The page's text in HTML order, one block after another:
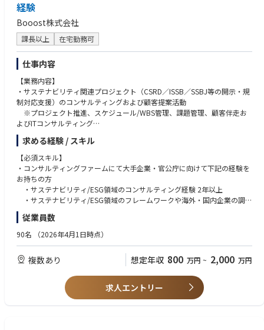
電力市場や制度の専門知識を武器に、社内関係部署や社外パートナーとの
調整を図りながら、
新サービスの商用化や大型プロジェクトを牽引するプロジェクトマネージ
ャー（推進役）としてご活躍いただくことを期待します。
本ポジションの魅力
・前職（無形商材やSaaSの法人営業など）で培った「顧客課題の解決力」
や「関係者を巻き込む調整力」を、そのまま大きな武器として活かすこと
ができます。
・脱炭素や次世代エネルギービジネスは国を挙げて推進されている最注力
分野であり、3年程度の経験で、他では得られない極めて高い専門性を身
につけることができます。
・リモートワーク（週2回程度）やフレックスタイム制の活用によって、
柔軟な働き方ができるポジションです。
入社当初～3か月間（キャッチアップ期）
社内講座、eラーニングによって業界の基礎知識や自社サービスを理解
していただきます。
先輩社員のプロジェクトに副担当として参加し、実務を通じて業務知識
や進め方を学びます。
4カ月目以降～（ひとり立ち、自走期）
ジェクトの主担当として、社内外の調整や商談支援を牽引していただきま
す。
複雑な制度の解釈や関係者との交渉方針に迷った際は、チーム定例会や
1on1を通じてアドバイスをもらえる「壁打ち」の環境が整っています。
経験
Booost株式会社
課長以上 在宅勤務可
仕事内容
【業務内容】
・サステナビリティ関連プロジェクト（CSRD／ISSB／SSBJ等の開示・規
制対応支援）のコンサルティングおよび顧客提案活動
※プロジェクト推進、スケジュール/WBS管理、課題管理、顧客伴走お
よびITコンサルティング
弊社では時価総額5000億円以上の大企業に対して、サステナビリティERP
「booost Sustainability」の導入および共創開発を通じ、
業界におけるベストプラクティスを確立しつつ、市場シェアの拡大を目指
しています。
また、サステナビリティコンサルティング事業も展開し、SX領域において
企業のプロジェクト推進に伴走しながら、企業価値の向上に貢献していま
本ポジションでは、サステナビリティコンサルタントとして、クライアン
トの課題解決をミッションに、提案・構想策定から実行までを一気通貫で
リードしていただきます。現場の部門から経営層まで幅広くコミュニケー
ションを取り、時には変革の旗振り役としてイニシアチブを取りながら、
求める経験 / スキル
【必須スキル】
・コンサルティングファームにて大手企業・官公庁に向けて下記の経験を
お持ちの方
・サステナビリティ/ESG領域のコンサルティング経験 2年以上
・サステナビリティ/ESG領域のフレームワークや海外・国内企業の調
査・事例活用経験
・ISSB／SSBJ／CSRDの開示・規制対応支援の経験
・GHG排出量（Scope1-3）算定や削減戦略策定の経験
・マテリアリティ分析やサステナビリティ戦略策定の経験
・統合報告書・サステナビリティレポート作成支援の経験
・大手企業等へのシステム構想策定やロードマップ策定、IT予算化等のプ
従業員数
90名 （2026年4月1日時点）
複数あり 想定年収 800 万円 ~ 2,000 万円
求人エントリー